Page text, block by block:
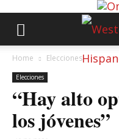
Home Elecciones
Elecciones
“Hay alto
los jóvenes”